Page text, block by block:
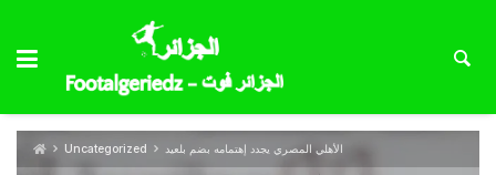
Uncategorized الأهلي المصري يجدد إهتمامه بضم بلعيد